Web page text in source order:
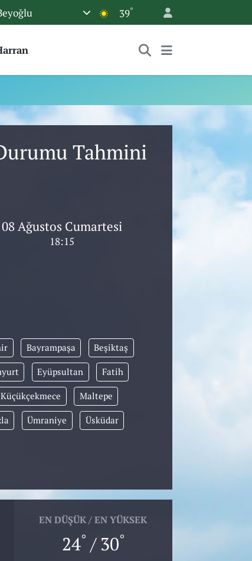
39°
Tahmini
08 Ağustos Cumartesi
18:15
Bayrampaşa Beşiktaş
Eyüpsultan Fatih
Küçükçekmece Maltepe
Ümraniye Üsküdar
EN DÜŞÜK / EN YÜKSEK
24° / 30°